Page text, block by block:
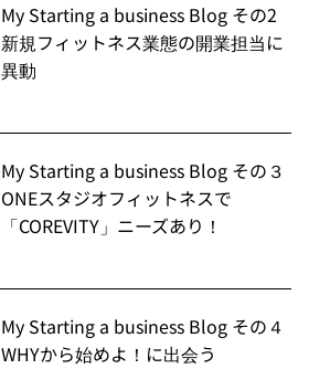
My Starting a business Blog その2
新規フィットネス業態の開業担当に
異動
My Starting a business Blog その３
ONEスタジオフィットネスで
「COREVITY」ニーズあり！
My Starting a business Blog その４
WHYから始めよ！に出会う